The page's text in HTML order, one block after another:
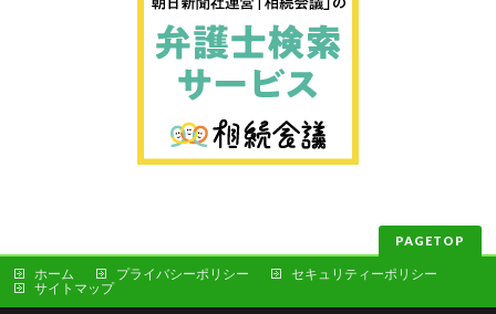
PAGETOP
ホーム プライバシーポリシー
セキュリティーポリシー
サイトマップ